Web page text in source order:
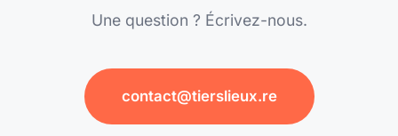
Une question ? Écrivez-nous.
contact@tierslieux.re